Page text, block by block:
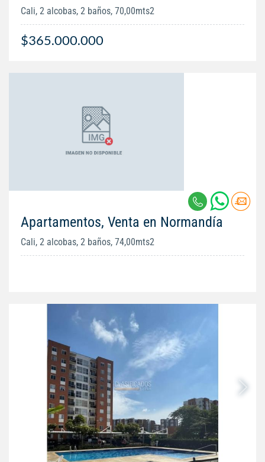
Cali, 2 alcobas, 2 baños, 70,00mts2
$365.000.000
Apartamentos, Venta en Normandía
Cali, 2 alcobas, 2 baños, 74,00mts2